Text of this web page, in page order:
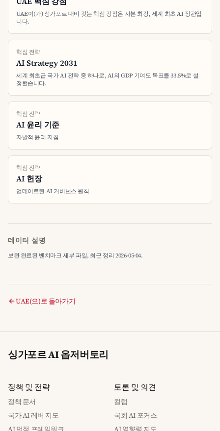
UAE이(가) 싱가포르 대비 갖는 핵심 강점은 자본 최강, 세계 최초 AI 장관입
니다.
핵심 전략
AI Strategy 2031
세계 최초급 국가 AI 전략 중 하나로, AI의 GDP 기여도 목표를 33.5%로 설
정했습니다.
핵심 전략
AI 윤리 기준
자발적 윤리 지침
핵심 전략
AI 헌장
업데이트된 AI 거버넌스 원칙
데이터 설명
보완 완료된 벤치마크 세부 파일, 최근 정리 2026-05-04.
UAE(으)로 돌아가기
싱가포르 AI 옵저버토리
정책 및 전략
정책 문서
국가 AI 레버 지도
AI 법적 프레임워크
토론 및 의견
컬럼
국회 AI 포커스
AI 영향력 지도